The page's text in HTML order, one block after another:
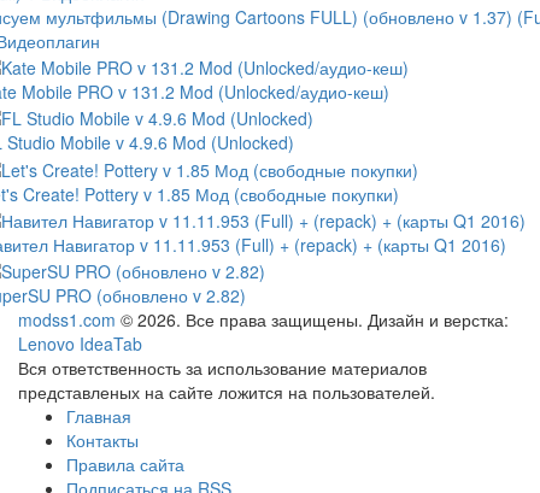
мультфильмы (Drawing Cartoons FULL) (обновлено v 1.37)
Mobile PRO v 131.2 Mod (Unlocked/аудио-кеш)
Studio Mobile v 4.9.6 Mod (Unlocked)
Create! Pottery v 1.85 Мод (свободные покупки)
Навигатор v 11.11.953 (Full) + (repack) + (карты Q1 2016)
PRO (обновлено v 2.82)
modss1.com © 2026. Все права защищены. Дизайн и верстка:
Lenovo IdeaTab
Вся ответственность за использование материалов
представленых на сайте ложится на пользователей.
Главная
Контакты
Правила сайта